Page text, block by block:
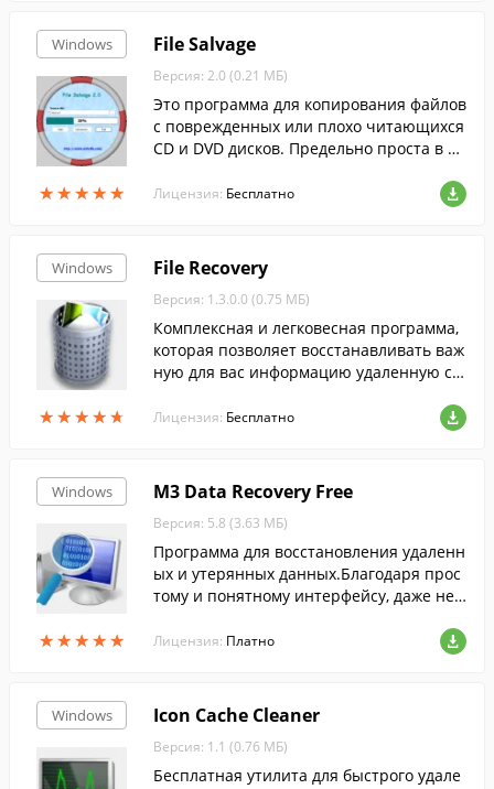
Windows
★★★★★
★★★★★
File Salvage
Версия: 2.0 (0.21 МБ)
Это программа для копирования файлов
с поврежденных или плохо читающихся
CD и DVD дисков. Предельно проста в ис
Лицензия: Бесплатно
Windows
★★★★★
★★★★★
File Recovery
Версия: 1.3.0.0 (0.75 МБ)
Комплексная и легковесная программа,
которая позволяет восстанавливать важ
ную для вас информацию удаленную с к
оев системы и вирусной активности. Пр
ограмма сканирует на удаленные файл
денные файлы по указанным параметра
м (тип, дата создания и т.п.) и восстанав
ливает выбранные вами в указанную па
пку.
Лицензия: Бесплатно
Windows
★★★★★
★★★★★
M3 Data Recovery Free
Версия: 5.8 (3.63 МБ)
Программа для восстановления удаленн
ых и утерянных данных.Благодаря прос
тому и понятному интерфейсу, даже нео
ваться ею для восстановления данных.
Лицензия: Платно
Windows Icon Cache Cleaner
Версия: 1.1 (0.76 МБ)
Бесплатная утилита для быстрого удале